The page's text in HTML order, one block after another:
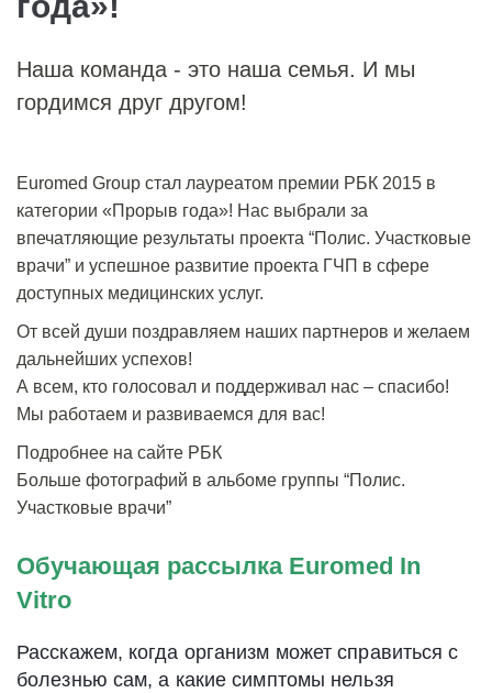
Наша команда - это наша семья. И мы
гордимся друг другом!
Euromed Group стал лауреатом премии РБК 2015 в
категории «Прорыв года»! Нас выбрали за
впечатляющие результаты проекта “Полис. Участковые
врачи” и успешное развитие проекта ГЧП в сфере
доступных медицинских услуг.
От всей души поздравляем наших партнеров и желаем
дальнейших успехов!
А всем, кто голосовал и поддерживал нас – спасибо!
Мы работаем и развиваемся для вас!
Подробнее на сайте РБК
Больше фотографий в альбоме группы “Полис.
Участковые врачи”
Обучающая рассылка Euromed In
Vitro
Расскажем, когда организм может справиться с
болезнью сам, а какие симптомы нельзя